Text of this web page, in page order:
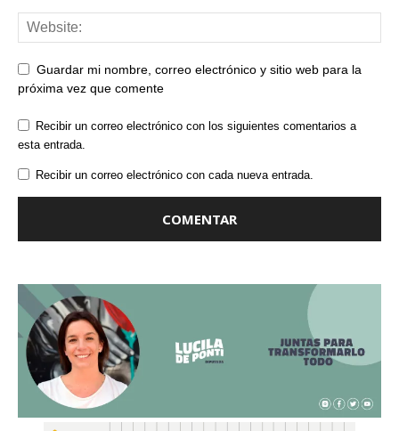
Guardar mi nombre, correo electrónico y sitio web para la
próxima vez que comente
Recibir un correo electrónico con los siguientes comentarios a
esta entrada.
Recibir un correo electrónico con cada nueva entrada.